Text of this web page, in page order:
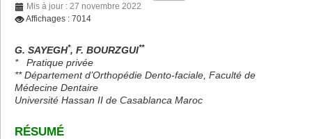
Mis à jour : 27 novembre 2022
Affichages : 7014
G. SAYEGH*, F. BOURZGUI**
*
Pratique privée
** Département d’Orthopédie Dento-faciale, Faculté de
Médecine Dentaire
Université Hassan II de Casablanca Maroc
RÉSUMÉ